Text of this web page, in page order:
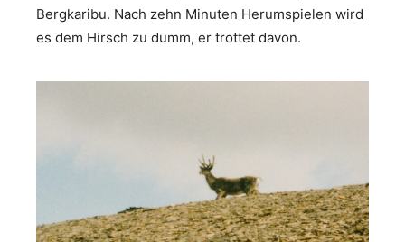
Bergkaribu. Nach zehn Minuten Herumspielen wird
es dem Hirsch zu dumm, er trottet davon.